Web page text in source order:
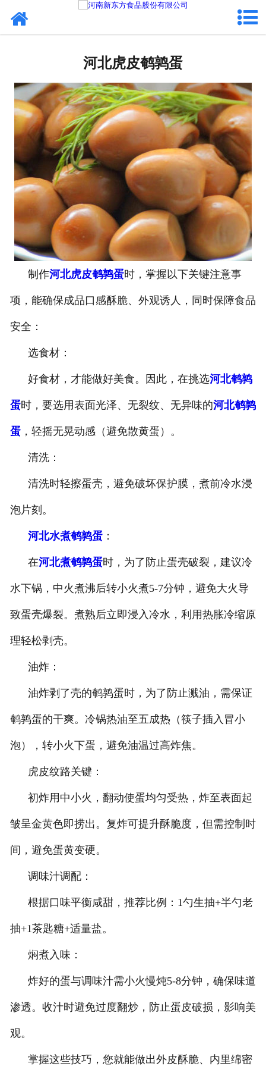
河北熟食品
河北调味品
河北鸡蛋壳粉
河北新东方食品
河北食品代加工
河北精忠报国八大锤典故版
河北茶香味卤蛋
河北虎皮鹌鹑蛋
制作河北虎皮鹌鹑蛋时，掌握以下关键注意事
项，能确保成品口感酥脆、外观诱人，同时保障食品
安全：
选食材：
好食材，才能做好美食。因此，在挑选河北鹌鹑
蛋时，要选用表面光泽、无裂纹、无异味的河北鹌鹑
蛋，轻摇无晃动感（避免散黄蛋）。
清洗：
清洗时轻擦蛋壳，避免破坏保护膜，煮前冷水浸
泡片刻。
河北水煮鹌鹑蛋：
在河北煮鹌鹑蛋时，为了防止蛋壳破裂，建议冷
水下锅，中火煮沸后转小火煮5-7分钟，避免大火导
致蛋壳爆裂。煮熟后立即浸入冷水，利用热胀冷缩原
理轻松剥壳。
油炸：
油炸剥了壳的鹌鹑蛋时，为了防止溅油，需保证
鹌鹑蛋的干爽。冷锅热油至五成热（筷子插入冒小
泡），转小火下蛋，避免油温过高炸焦。
虎皮纹路关键：
初炸用中小火，翻动使蛋均匀受热，炸至表面起
皱呈金黄色即捞出。复炸可提升酥脆度，但需控制时
间，避免蛋黄变硬。
调味汁调配：
根据口味平衡咸甜，推荐比例：1勺生抽+半勺老
抽+1茶匙糖+适量盐。
焖煮入味：
炸好的蛋与调味汁需小火慢炖5-8分钟，确保味道
渗透。收汁时避免过度翻炒，防止蛋皮破损，影响美
观。
掌握这些技巧，您就能做出外皮酥脆、内里绵密